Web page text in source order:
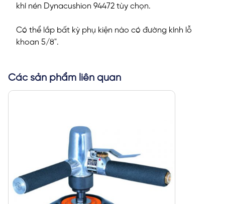
khí nén Dynacushion 94472 tùy chọn.
Có thể lắp bất kỳ phụ kiện nào có đường kính lỗ
khoan 5/8".
Các sản phẩm liên quan